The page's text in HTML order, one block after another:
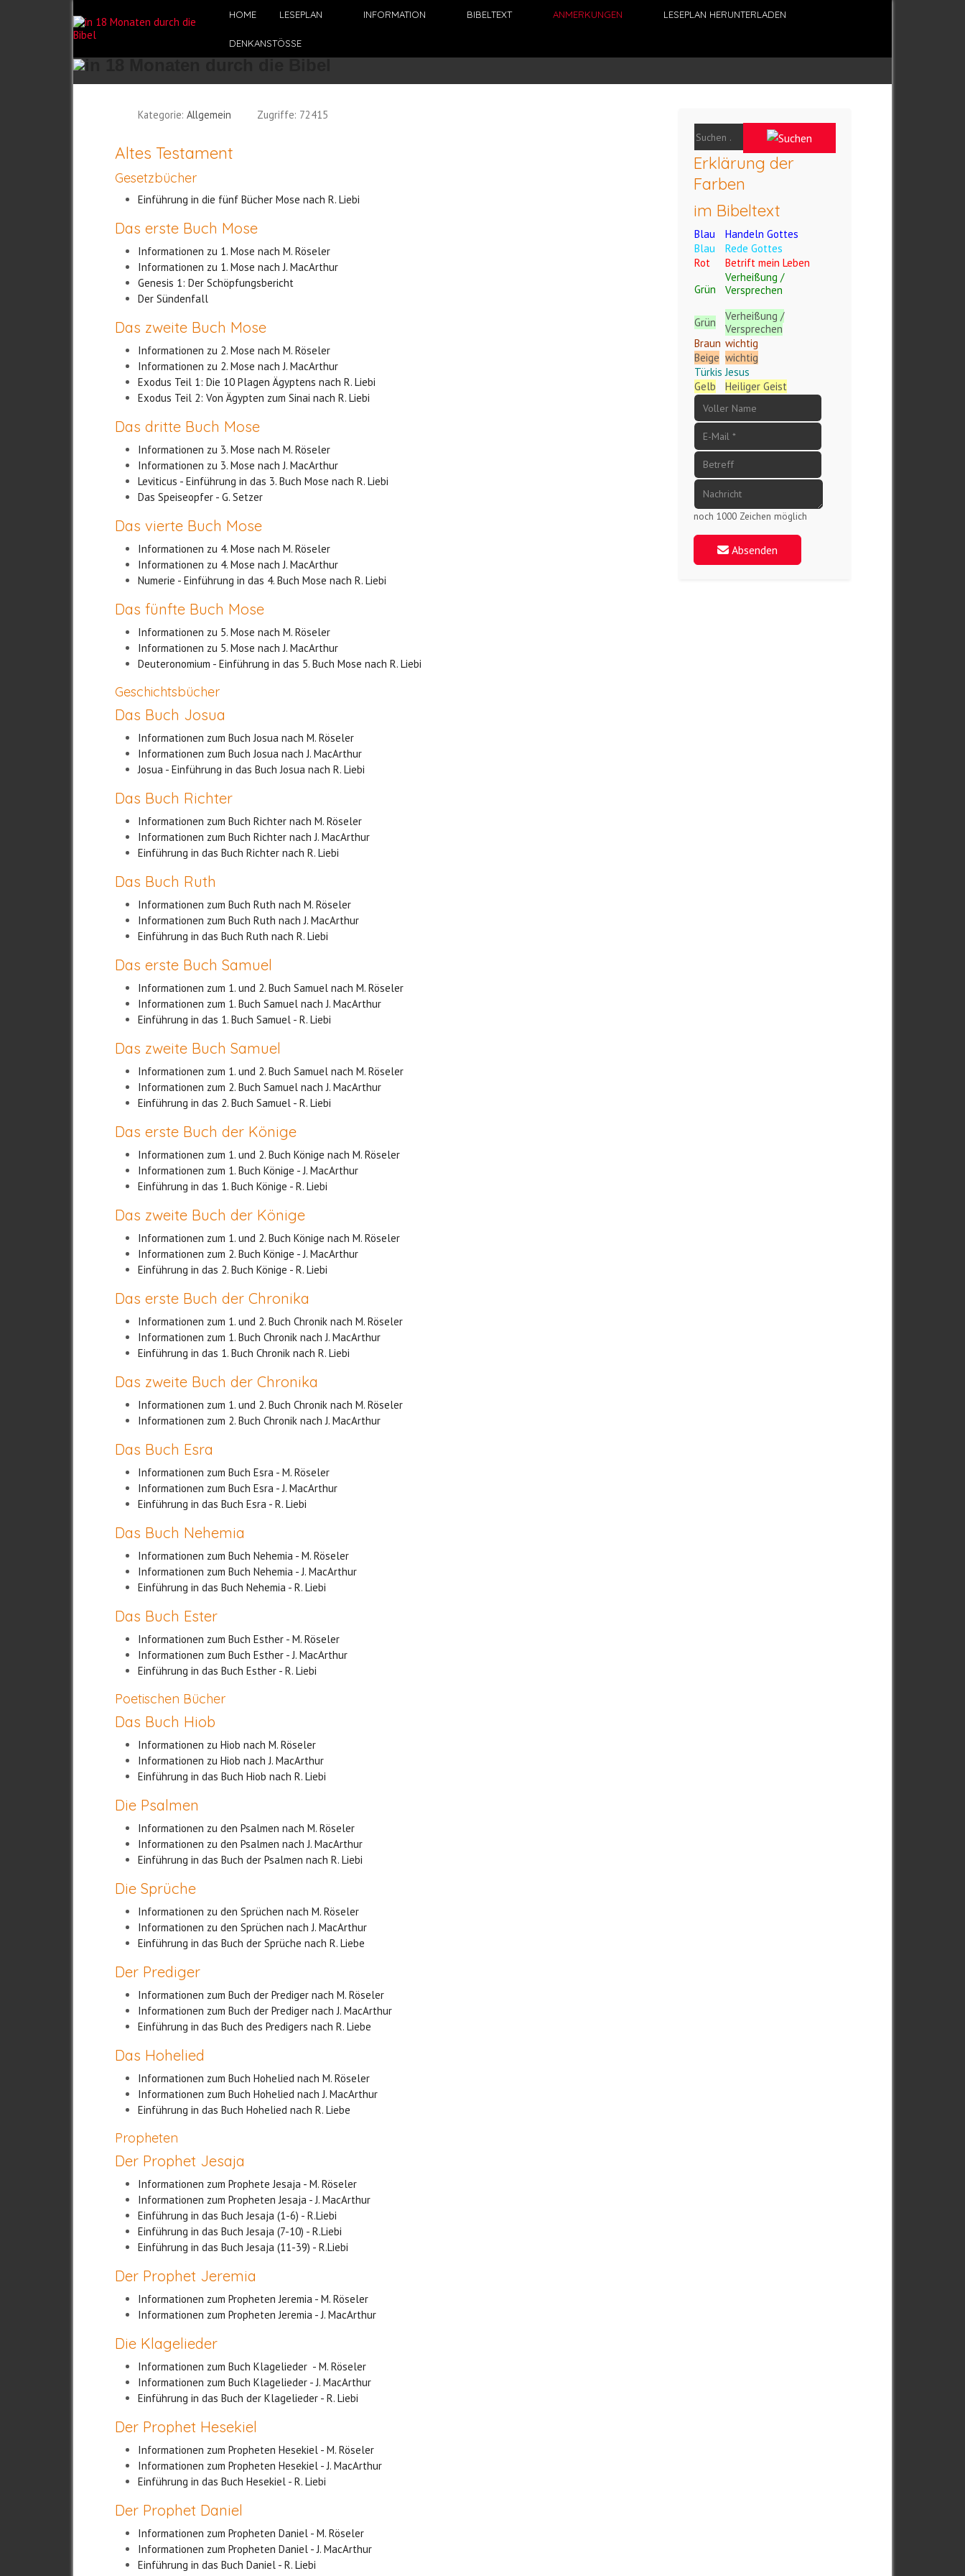
HOME LESEPLAN INFORMATION BIBELTEXT ANMERKUNGEN LESEPLAN HERUNTERLADEN
DENKANSTÖSSE
Kategorie:Allgemein Zugriffe: 72415
Altes Testament
Gesetzbücher
Einführung in die fünf Bücher Mose nach R. Liebi
Das erste Buch Mose
Informationen zu 1. Mose nach M. Röseler
Informationen zu 1. Mose nach J. MacArthur
Genesis 1: Der Schöpfungsbericht
Der Sündenfall
Das zweite Buch Mose
Informationen zu 2. Mose nach M. Röseler
Informationen zu 2. Mose nach J. MacArthur
Exodus Teil 1: Die 10 Plagen Ägyptens nach R. Liebi
Exodus Teil 2: Von Ägypten zum Sinai nach R. Liebi
Das dritte Buch Mose
Informationen zu 3. Mose nach M. Röseler
Informationen zu 3. Mose nach J. MacArthur
Leviticus - Einführung in das 3. Buch Mose nach R. Liebi
Das Speiseopfer - G. Setzer
Das vierte Buch Mose
Informationen zu 4. Mose nach M. Röseler
Informationen zu 4. Mose nach J. MacArthur
Numerie - Einführung in das 4. Buch Mose nach R. Liebi
Das fünfte Buch Mose
Informationen zu 5. Mose nach M. Röseler
Informationen zu 5. Mose nach J. MacArthur
Deuteronomium - Einführung in das 5. Buch Mose nach R. Liebi
Geschichtsbücher
Das Buch Josua
Informationen zum Buch Josua nach M. Röseler
Informationen zum Buch Josua nach J. MacArthur
Josua - Einführung in das Buch Josua nach R. Liebi
Das Buch Richter
Informationen zum Buch Richter nach M. Röseler
Informationen zum Buch Richter nach J. MacArthur
Einführung in das Buch Richter nach R. Liebi
Das Buch Ruth
Informationen zum Buch Ruth nach M. Röseler
Informationen zum Buch Ruth nach J. MacArthur
Einführung in das Buch Ruth nach R. Liebi
Das erste Buch Samuel
Informationen zum 1. und 2. Buch Samuel nach M. Röseler
Informationen zum 1. Buch Samuel nach J. MacArthur
Einführung in das 1. Buch Samuel - R. Liebi
Das zweite Buch Samuel
Informationen zum 1. und 2. Buch Samuel nach M. Röseler
Informationen zum 2. Buch Samuel nach J. MacArthur
Einführung in das 2. Buch Samuel - R. Liebi
Das erste Buch der Könige
Informationen zum 1. und 2. Buch Könige nach M. Röseler
Informationen zum 1. Buch Könige - J. MacArthur
Einführung in das 1. Buch Könige - R. Liebi
Das zweite Buch der Könige
Informationen zum 1. und 2. Buch Könige nach M. Röseler
Informationen zum 2. Buch Könige - J. MacArthur
Einführung in das 2. Buch Könige - R. Liebi
Das erste Buch der Chronika
Informationen zum 1. und 2. Buch Chronik nach M. Röseler
Informationen zum 1. Buch Chronik nach J. MacArthur
Einführung in das 1. Buch Chronik nach R. Liebi
Das zweite Buch der Chronika
Informationen zum 1. und 2. Buch Chronik nach M. Röseler
Informationen zum 2. Buch Chronik nach J. MacArthur
Das Buch Esra
Informationen zum Buch Esra - M. Röseler
Informationen zum Buch Esra - J. MacArthur
Einführung in das Buch Esra - R. Liebi
Das Buch Nehemia
Informationen zum Buch Nehemia - M. Röseler
Informationen zum Buch Nehemia - J. MacArthur
Einführung in das Buch Nehemia - R. Liebi
Das Buch Ester
Informationen zum Buch Esther - M. Röseler
Informationen zum Buch Esther - J. MacArthur
Einführung in das Buch Esther - R. Liebi
Poetischen Bücher
Das Buch Hiob
Informationen zu Hiob nach M. Röseler
Informationen zu Hiob nach J. MacArthur
Einführung in das Buch Hiob nach R. Liebi
Die Psalmen
Informationen zu den Psalmen nach M. Röseler
Informationen zu den Psalmen nach J. MacArthur
Einführung in das Buch der Psalmen nach R. Liebi
Die Sprüche
Informationen zu den Sprüchen nach M. Röseler
Informationen zu den Sprüchen nach J. MacArthur
Einführung in das Buch der Sprüche nach R. Liebe
Der Prediger
Informationen zum Buch der Prediger nach M. Röseler
Informationen zum Buch der Prediger nach J. MacArthur
Einführung in das Buch des Predigers nach R. Liebe
Das Hohelied
Informationen zum Buch Hohelied nach M. Röseler
Informationen zum Buch Hohelied nach J. MacArthur
Einführung in das Buch Hohelied nach R. Liebe
Propheten
Der Prophet Jesaja
Informationen zum Prophete Jesaja - M. Röseler
Informationen zum Propheten Jesaja - J. MacArthur
Einführung in das Buch Jesaja (1-6) - R.Liebi
Einführung in das Buch Jesaja (7-10) - R.Liebi
Einführung in das Buch Jesaja (11-39) - R.Liebi
Der Prophet Jeremia
Informationen zum Propheten Jeremia - M. Röseler
Informationen zum Propheten Jeremia - J. MacArthur
Die Klagelieder
Informationen zum Buch Klagelieder - M. Röseler
Informationen zum Buch Klagelieder - J. MacArthur
Einführung in das Buch der Klagelieder - R. Liebi
Der Prophet Hesekiel
Informationen zum Propheten Hesekiel - M. Röseler
Informationen zum Propheten Hesekiel - J. MacArthur
Einführung in das Buch Hesekiel - R. Liebi
Der Prophet Daniel
Informationen zum Propheten Daniel - M. Röseler
Informationen zum Propheten Daniel - J. MacArthur
Einführung in das Buch Daniel - R. Liebi
Erklärung der
Farben
im Bibeltext
Blau
Handeln Gottes
Blau
Rede Gottes
Rot
Betrift mein Leben
Grün
Verheißung /
Versprechen
Grün
Verheißung /
Versprechen
Braun wichtig
Beige wichtig
Türkis Jesus
Gelb
Heiliger Geist
noch 1000 Zeichen möglich
Absenden